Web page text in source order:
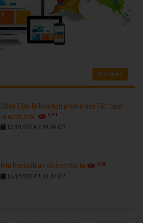
Đọc thêm
Châu Tinh Trì hứa hẹn phim chiếu Tết 'cười
ra nước mắt'
6761
03/01/2019 2:04:06 CH
Kim Kardashian có con thứ tư 6260
03/01/2019 1:03:37 CH